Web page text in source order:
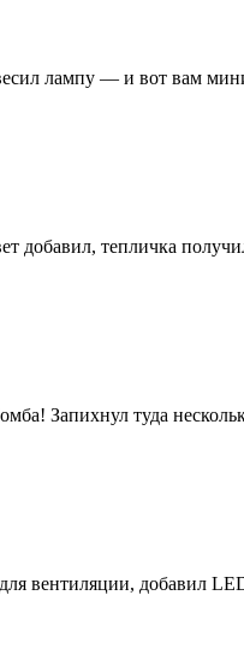
лампу — и вот вам
тепличка
Запихнул туда
вентиляции, добавил